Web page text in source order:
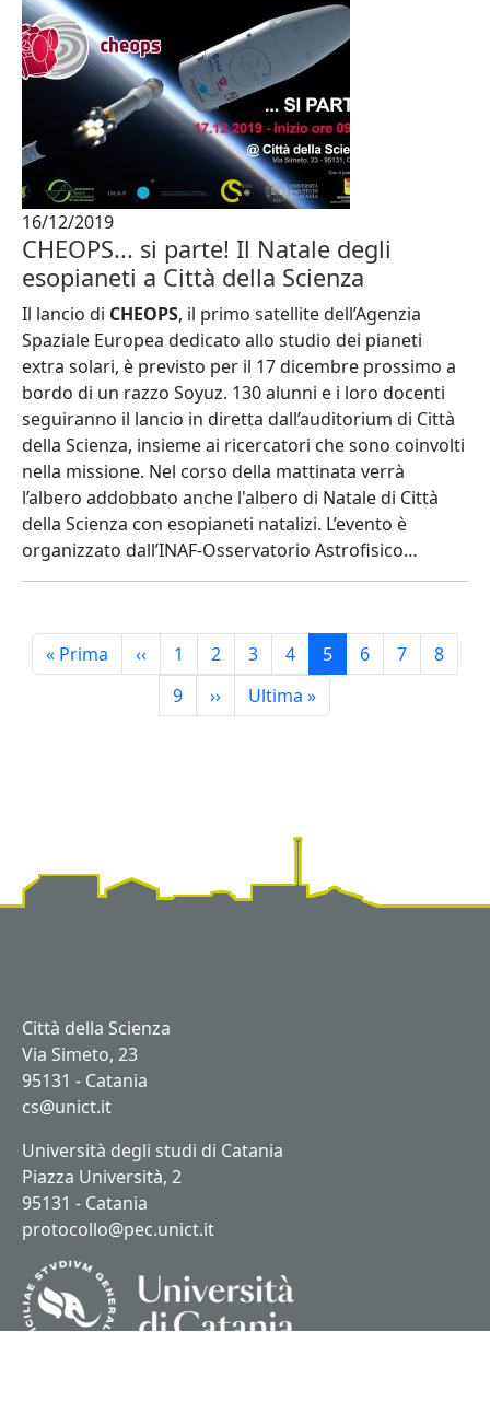
16/12/2019
CHEOPS... si parte! Il Natale degli
esopianeti a Città della Scienza
Il lancio di CHEOPS, il primo satellite dell’Agenzia
Spaziale Europea dedicato allo studio dei pianeti
extra solari, è previsto per il 17 dicembre prossimo a
bordo di un razzo Soyuz. 130 alunni e i loro docenti
seguiranno il lancio in diretta dall’auditorium di Città
della Scienza, insieme ai ricercatori che sono coinvolti
nella missione. Nel corso della mattinata verrà
l’albero addobbato anche l'albero di Natale di Città
della Scienza con esopianeti natalizi. L’evento è
organizzato dall’INAF-Osservatorio Astrofisico…
Pagination
First page
« Prima Previous page
‹‹ Page
1 Page
2 Page
3 Page
4 Page
5 Page
6 Page
7 Page
8
Page
9 Next page
›› Last page
Ultima »
Città della Scienza
Via Simeto, 23
95131 - Catania
cs@unict.it
Università degli studi di Catania
Piazza Università, 2
95131 - Catania
protocollo@pec.unict.it